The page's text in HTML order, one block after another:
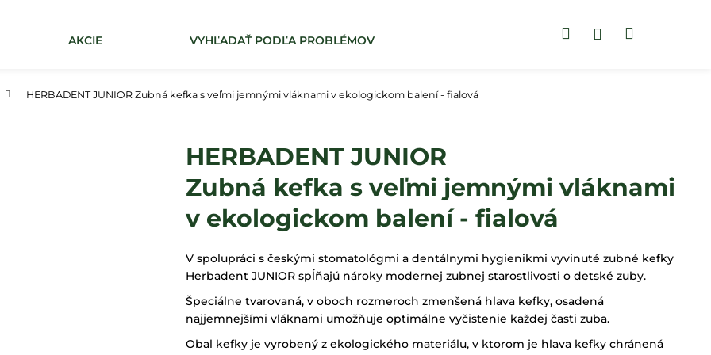
AKCIE VYHĽADAŤ PODĽA PROBLÉMOV ZUBNÉ PASTY
HľadaťPrihlásenie
HERBADENT JUNIOR Zubná kefka s veľmi jemnými vláknami v ekologickom balení - fialová
HERBADENT JUNIOR
Zubná kefka s veľmi jemnými vláknami
v ekologickom balení - fialová
V spolupráci s českými stomatológmi a dentálnymi hygienikmi vyvinuté zubné kefky
Herbadent JUNIOR spĺňajú nároky modernej zubnej starostlivosti o detské zuby.
Špeciálne tvarovaná, v oboch roz­meroch zmenšená hlava kefky, osadená
najjemnejšími vláknami umožňuje opti­málne vyčistenie každej časti zuba.
Obal kefky je vyrobený z ekologického materiálu, v ktorom je hlava kefky chránená
Čo potrebujete nájsť?